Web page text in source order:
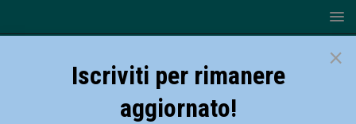
×
Iscriviti per rimanere
aggiornato!